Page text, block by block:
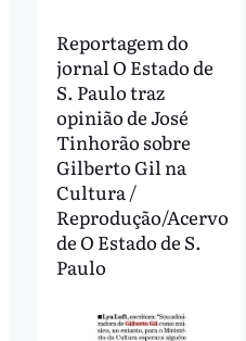
Reportagem do
jornal O Estado de
S. Paulo traz
opinião de José
Tinhorão sobre
Gilberto Gil na
Cultura /
Reprodução/Acervo
de O Estado de S.
Paulo